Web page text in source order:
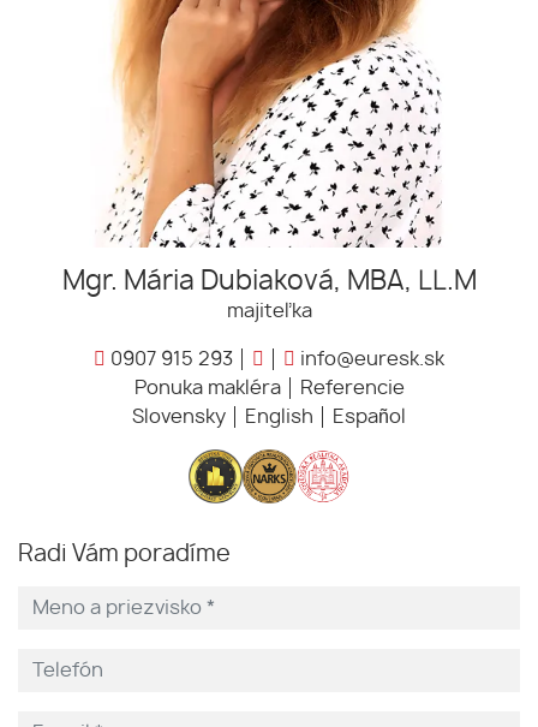
Mgr. Mária Dubiaková, MBA, LL.M
majiteľka
0907 915 293
info@euresk.sk
Ponuka makléra
Referencie
Slovensky
English Español
Radi Vám poradíme